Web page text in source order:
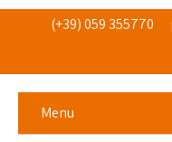
(+39) 059 355770
Menu
Per